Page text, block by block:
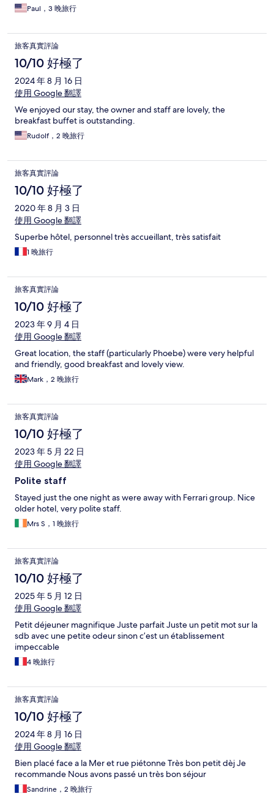
Paul，3 晚旅行
旅客真實評論
10/10 好極了
2024 年 8 月 16 日
使用 Google 翻譯
We enjoyed our stay, the owner and staff are lovely, the
breakfast buffet is outstanding.
Rudolf，2 晚旅行
旅客真實評論
10/10 好極了
2020 年 8 月 3 日
使用 Google 翻譯
Superbe hôtel, personnel très accueillant, très satisfait
1 晚旅行
旅客真實評論
10/10 好極了
2023 年 9 月 4 日
使用 Google 翻譯
Great location, the staff (particularly Phoebe) were very helpful
and friendly, good breakfast and lovely view.
Mark，2 晚旅行
旅客真實評論
10/10 好極了
2023 年 5 月 22 日
使用 Google 翻譯
Polite staff
Stayed just the one night as were away with Ferrari group. Nice
older hotel, very polite staff.
Mrs S，1 晚旅行
旅客真實評論
10/10 好極了
2025 年 5 月 12 日
使用 Google 翻譯
Petit déjeuner magnifique Juste parfait Juste un petit mot sur la
sdb avec une petite odeur sinon c’est un établissement
impeccable
4 晚旅行
旅客真實評論
10/10 好極了
2024 年 8 月 16 日
使用 Google 翻譯
Bien placé face a la Mer et rue piétonne Très bon petit dèj Je
recommande Nous avons passé un très bon séjour
Sandrine，2 晚旅行